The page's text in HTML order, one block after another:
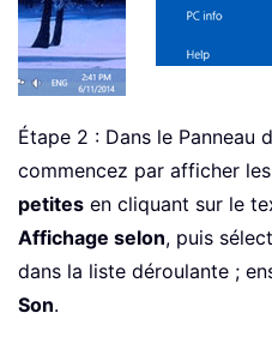
Étape 2 : Dans le Panneau
commencez par afficher
petites en cliquant sur le
Affichage selon, puis
dans la liste déroulante ;
Son.